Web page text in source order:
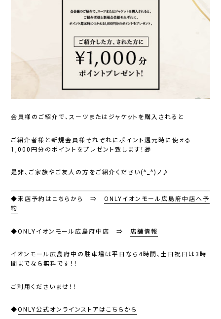
会員様のご紹介で、スーツまたはジャケットを購入されると
ご紹介者様と新規会員様それぞれにポイント還元時に使える
1,000円分のポイントをプレゼント致します！🎁
是非、ご家族やご友人の方をご紹介ください(^_^)ノ♪
◆来店予約はこちらから ⇒
ONLYイオンモール広島府中店へ予
約
◆ONLYイオンモール広島府中店 ⇒ 店舗情報
イオンモール広島府中の駐車場は平日なら4時間、土日祝日は3時
間までなら無料です！！
ご利用くださいませ！！
◆ONLY公式オンラインストアはこちらから